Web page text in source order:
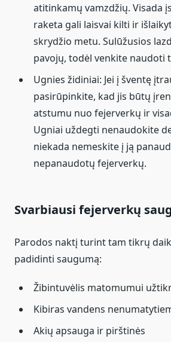
atitinkamų vamzdžių. Visada
raketa gali laisvai kilti ir
skrydžio metu. Sulūžusios
pavojų, todėl venkite naudoti
Ugnies židiniai: Jei į šventę
pasirūpinkite, kad jis būtų
atstumu nuo fejerverkų ir
Ugniai uždegti nenaudokite
niekada nemeskite į ją
nepanaudotų fejerverkų.
Svarbiausi fejerverkų
Parodos naktį turint tam tikrų
padidinti saugumą:
Žibintuvėlis matomumui
Kibiras vandens
Akių apsauga ir pirštinės